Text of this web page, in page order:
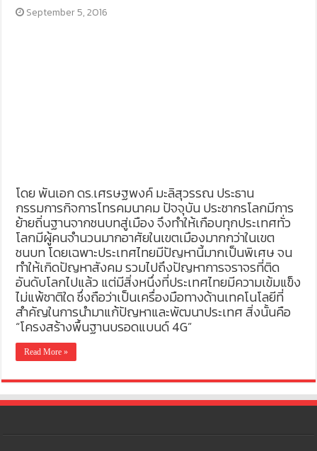
September 5, 2016
โดย พันเอก ดร.เศรษฐพงค์ มะลิสุวรรณ ประธาน
กรรมการกิจการโทรคมนาคม ปัจจุบัน ประชากรโลกมีการ
ย้ายถิ่นฐานจากชนบทสู่เมือง จึงทำให้เกือบทุกประเทศทั่ว
โลกมีผู้คนจำนวนมากอาศัยในเขตเมืองมากกว่าในเขต
ชนบท โดยเฉพาะประเทศไทยมีปัญหานี้มากเป็นพิเศษ จน
ทำให้เกิดปัญหาสังคม รวมไปถึงปัญหาการจราจรที่ติด
อันดับโลกไปแล้ว แต่มีสิ่งหนึ่งที่ประเทศไทยมีความเข้มแข็ง
ไม่แพ้ชาติใด ซึ่งถือว่าเป็นเครื่องมือทางด้านเทคโนโลยีที่
สำคัญในการนำมาแก้ปัญหาและพัฒนาประเทศ สิ่งนั้นคือ
“โครงสร้างพื้นฐานบรอดแบนด์ 4G”
Read More »